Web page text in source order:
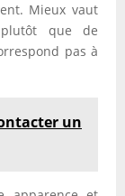
Mieux vaut
que de
pas à
un